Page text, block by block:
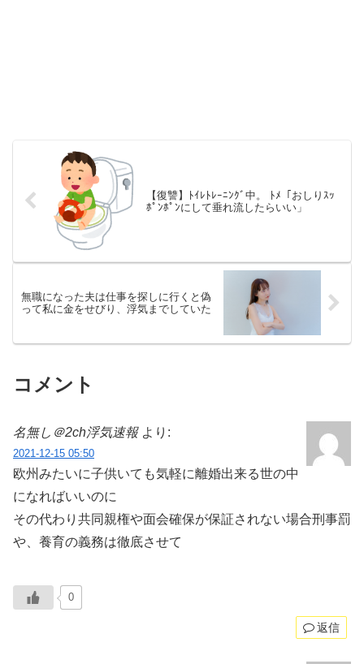
【復讐】ﾄｲﾚﾄﾚｰﾆﾝｸﾞ中。 ﾄﾒ「おしりｽｯ
ﾎﾟﾝﾎﾟﾝにして垂れ流したらいい」
無職になった夫は仕事を探しに行くと偽
って私に金をせびり、浮気までしていた
コメント
名無し＠2ch浮気速報 より:
2021-12-15 05:50
欧州みたいに子供いても気軽に離婚出来る世の中
になればいいのに
その代わり共同親権や面会確保が保証されない場合刑事罰
や、養育の義務は徹底させて
0
返信